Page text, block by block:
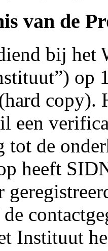
van de
bij
op
copy).
een
tot de
heeft
Instituut